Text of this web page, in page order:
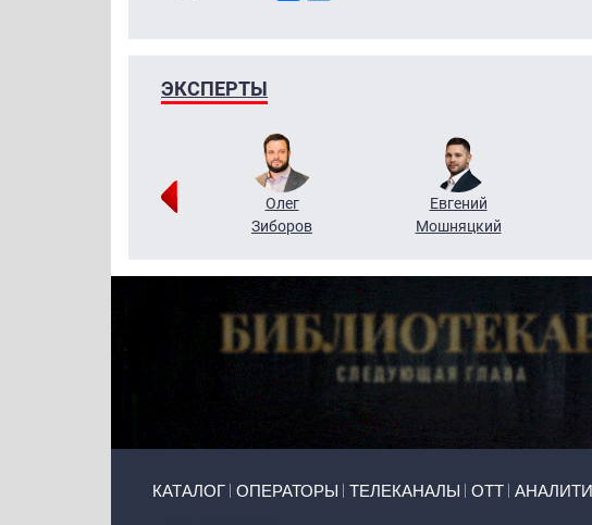
ЭКСПЕРТЫ
Олег
Зиборов
Евгений
Мошняцкий
КАТАЛОГ ОПЕРАТОРЫ ТЕЛЕКАНАЛЫ ОТТ